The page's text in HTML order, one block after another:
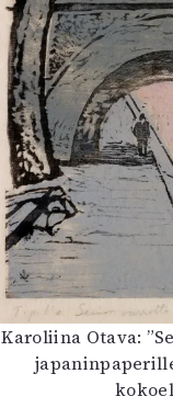
Karoliina Otava: